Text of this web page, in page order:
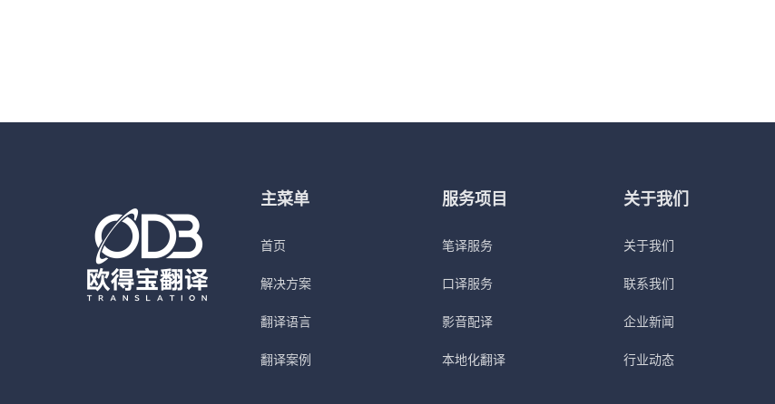
主菜单
首页
解决方案
翻译语言
翻译案例
服务项目
笔译服务
口译服务
影音配译
本地化翻译
关于我们
关于我们
联系我们
企业新闻
行业动态